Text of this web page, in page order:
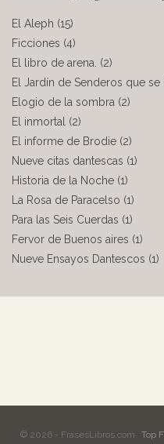
El Aleph (15)
Ficciones (4)
El libro de arena. (2)
El Jardín de Senderos que se
Elogio de la sombra (2)
El inmortal (2)
El informe de Brodie (2)
Nueve citas dantescas (1)
Historia de la Noche (1)
La Rosa de Paracelso (1)
Para las Seis Cuerdas (1)
Fervor de Buenos aires (1)
Nueve Ensayos Dantescos (1)
© 2026 - FrasesLibros.com Top